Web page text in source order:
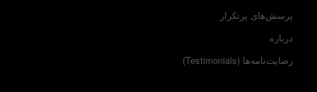
پرسش‌های پرتکرار
درباره
رضایت‌نامه‌ها (Testimonials)